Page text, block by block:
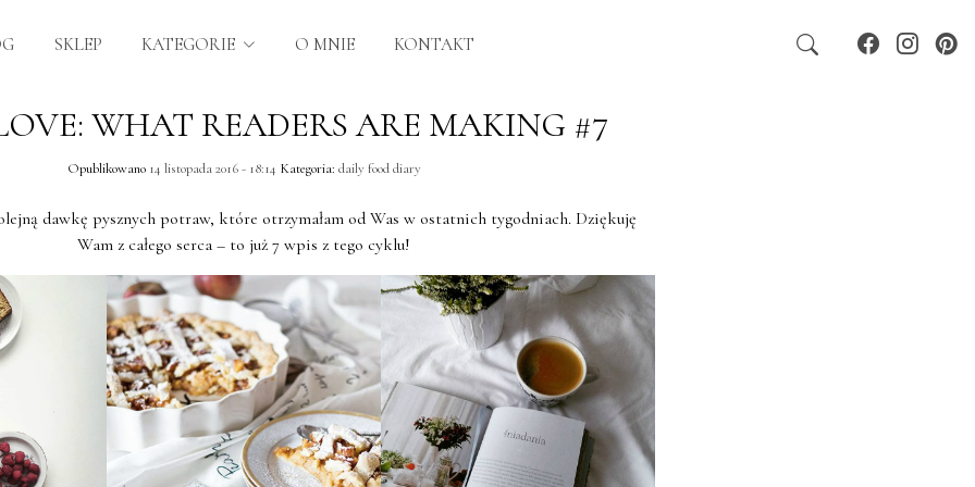
SKLEP KATEGORIE O MNIE KONTAKT
WHAT READERS ARE MAKING #7
Opublikowano 14 listopada 2016 - 18:14 Kategoria: daily food diary
dawkę pysznych potraw, które otrzymałam od Was w ostatnich tygodniach. Dziękuję
Wam z całego serca – to już 7 wpis z tego cyklu!